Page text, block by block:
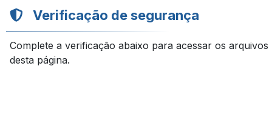
Verificação de segurança
Complete a verificação abaixo para acessar os arquivos
desta página.